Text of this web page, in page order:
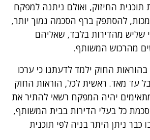
החיזוק, ואולם ניתנה למפקח
להסתפק ברף הסכמה נמוך יותר,
שליש מהדירות בלבד, שאליהם
מהרכוש המשותף.
החוק ילמד לדעתנו כי ערכו
עד מאד. ראשית לכל, הוראות החוק
יהיה המפקח רשאי להתיר את
כל בעלי הדירות בבית המשותף,
כבר ניתן היתר בניה לפי תוכנית